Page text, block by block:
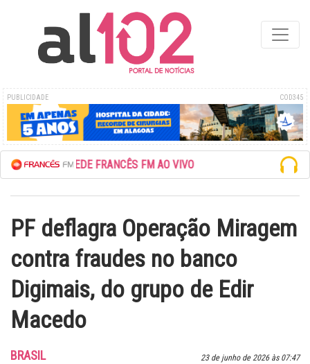
PUBLICIDADE COD345
ESCUTE A REDE FRANCÊS FM AO VIVO
PF deflagra Operação Miragem
contra fraudes no banco
Digimais, do grupo de Edir
Macedo
23 de junho de 2026 às 07:47
BRASIL